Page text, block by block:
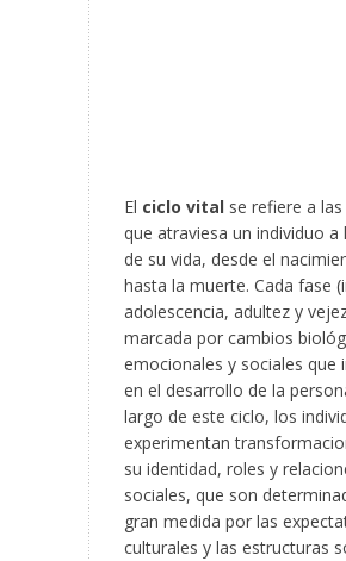
El ciclo vital se refiere a
que atraviesa un individuo a
de su vida, desde el
hasta la muerte. Cada fase
adolescencia, adultez y
marcada por cambios
emocionales y sociales que
en el desarrollo de la
largo de este ciclo, los
experimentan
su identidad, roles y
sociales, que son
gran medida por las
culturales y las estructuras